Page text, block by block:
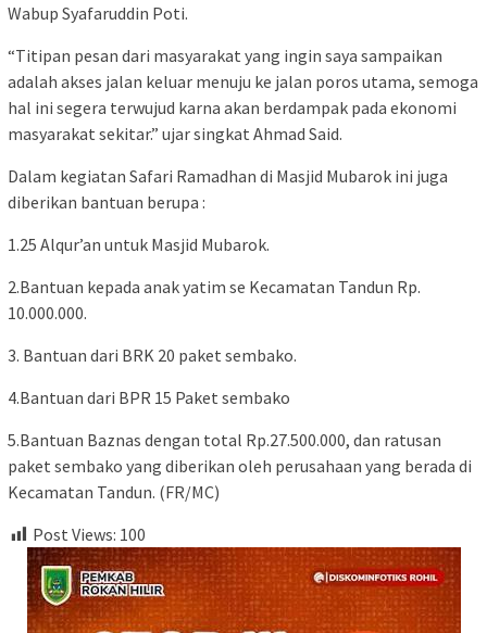
Wabup Syafaruddin Poti.
“Titipan pesan dari masyarakat yang ingin saya sampaikan
adalah akses jalan keluar menuju ke jalan poros utama, semoga
hal ini segera terwujud karna akan berdampak pada ekonomi
masyarakat sekitar.” ujar singkat Ahmad Said.
Dalam kegiatan Safari Ramadhan di Masjid Mubarok ini juga
diberikan bantuan berupa :
1.25 Alqur’an untuk Masjid Mubarok.
2.Bantuan kepada anak yatim se Kecamatan Tandun Rp.
10.000.000.
3. Bantuan dari BRK 20 paket sembako.
4.Bantuan dari BPR 15 Paket sembako
5.Bantuan Baznas dengan total Rp.27.500.000, dan ratusan
paket sembako yang diberikan oleh perusahaan yang berada di
Kecamatan Tandun. (FR/MC)
Post Views: 100